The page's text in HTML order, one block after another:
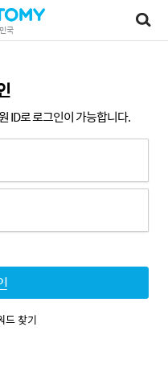
국
ID로 로그인이 가능합니다.
드 찾기